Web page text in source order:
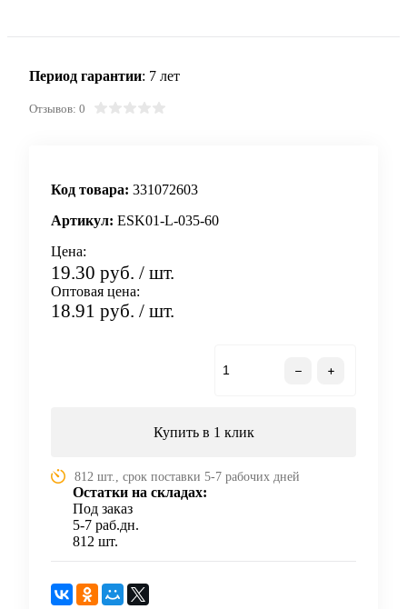
Период гарантии: 7 лет
Отзывов: 0
Код товара: 331072603
Артикул: ESK01-L-035-60
Цена:
19.30 руб. / шт.
Оптовая цена:
18.91 руб. / шт.
Купить в 1 клик
812 шт., срок поставки 5-7 рабочих дней
Остатки на складах:
Под заказ
5-7 раб.дн.
812 шт.